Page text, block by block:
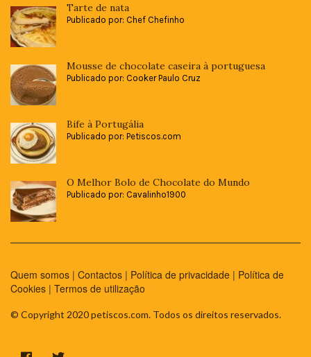
Tarte de nata
Publicado por: Chef Chefinho
Mousse de chocolate caseira à portuguesa
Publicado por: Cooker Paulo Cruz
Bife à Portugália
Publicado por: Petiscos.com
O Melhor Bolo de Chocolate do Mundo
Publicado por: Cavalinho1900
Quem somos | Contactos | Política de privacidade | Política de
Cookies | Termos de utilização
© Copyright 2020 petiscos.com. Todos os direitos reservados.